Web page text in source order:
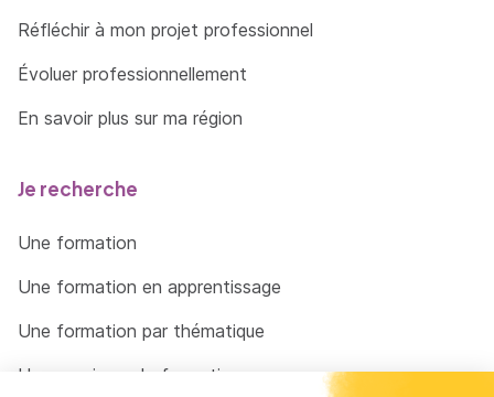
Réfléchir à mon projet professionnel
Évoluer professionnellement
En savoir plus sur ma région
Je recherche
Une formation
Une formation en apprentissage
Une formation par thématique
Un organisme de formation